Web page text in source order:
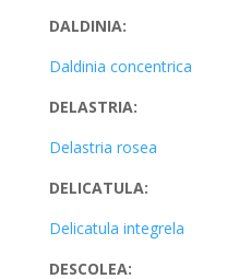
DALDINIA:
Daldinia concentrica
DELASTRIA:
Delastria rosea
DELICATULA:
Delicatula integrela
DESCOLEA: